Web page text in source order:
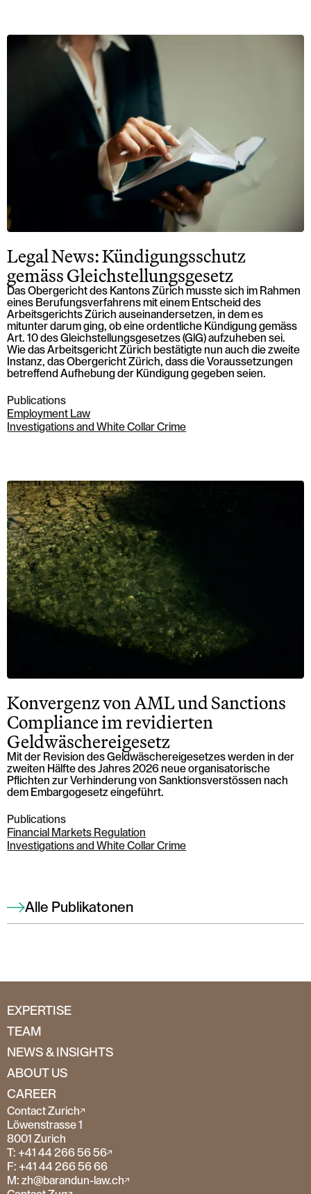
Legal News: Kündigungsschutz
gemäss Gleichstellungsgesetz
Das Obergericht des Kantons Zürich musste sich im Rahmen
eines Berufungsverfahrens mit einem Entscheid des
Arbeitsgerichts Zürich auseinandersetzen, in dem es
mitunter darum ging, ob eine ordentliche Kündigung gemäss
Art. 10 des Gleichstellungsgesetzes (GlG) aufzuheben sei.
Wie das Arbeitsgericht Zürich bestätigte nun auch die zweite
Instanz, das Obergericht Zürich, dass die Voraussetzungen
betreffend Aufhebung der Kündigung gegeben seien.
Publications
Employment Law
Investigations and White Collar Crime
Konvergenz von AML und Sanctions
Compliance im revidierten
Geldwäschereigesetz
Mit der Revision des Geldwäschereigesetzes werden in der
zweiten Hälfte des Jahres 2026 neue organisatorische
Pflichten zur Verhinderung von Sanktionsverstössen nach
dem Embargogesetz eingeführt.
Publications
Financial Markets Regulation
Investigations and White Collar Crime
Alle Publikatonen
EXPERTISE
TEAM
NEWS & INSIGHTS
ABOUT US
CAREER
Contact Zurich
Löwenstrasse 1
8001 Zurich
T: +41 44 266 56 56
F: +41 44 266 56 66
M: zh@barandun-law.ch